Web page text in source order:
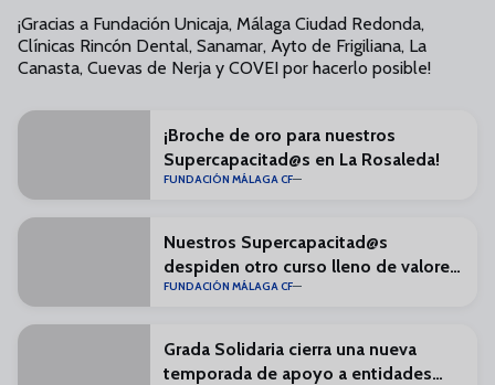
¡Gracias a Fundación Unicaja, Málaga Ciudad Redonda,
Clínicas Rincón Dental, Sanamar, Ayto de Frigiliana, La
Canasta, Cuevas de Nerja y COVEI por hacerlo posible!
¡Broche de oro para nuestros
Supercapacitad@s en La Rosaleda!
FUNDACIÓN MÁLAGA CF
Nuestros Supercapacitad@s
despiden otro curso lleno de valores
de LaLiga Genuine
FUNDACIÓN MÁLAGA CF
Grada Solidaria cierra una nueva
temporada de apoyo a entidades